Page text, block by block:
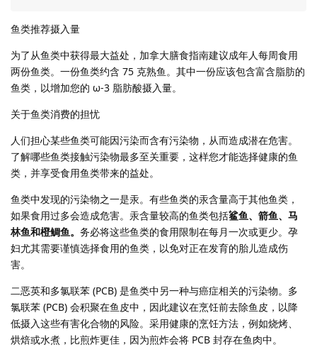
鱼类推荐摄入量
为了从鱼类中获得最大益处，加拿大膳食指南建议成年人每周食用
两份鱼类。一份鱼类约含 75 克熟鱼。其中一份应该包含富含脂肪的
鱼类，以增加您的 ω-3 脂肪酸摄入量。
关于鱼类消费的担忧
人们担心某些鱼类可能因污染而含有污染物，从而造成潜在危害。
了解哪些鱼类接触污染物最多至关重要，这样您才能选择健康的鱼
类，并享受食用鱼类带来的益处。
鱼类中发现的污染物之一是汞。有些鱼类的汞含量高于其他鱼类，
如果食用过多会造成危害。汞含量较高的鱼类包括鲨鱼、箭鱼、马
林鱼和橙鲷鱼。 务必将这些鱼类的食用限制在每月一次或更少。孕
妇尤其需要谨慎选择食用的鱼类，以免对正在发育的胎儿造成伤
害。
二恶英和多氯联苯 (PCB) 是鱼类中另一种与癌症相关的污染物。多
氯联苯 (PCB) 会积聚在鱼皮中，因此建议在烹饪前去除鱼皮，以降
低摄入这些有害化合物的风险。采用健康的烹饪方法，例如烧烤、
烘焙或水煮，比煎炸更佳，因为煎炸会将 PCB 封存在鱼肉中。